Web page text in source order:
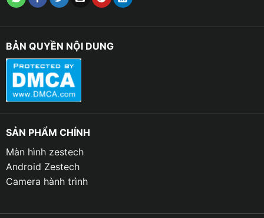
BẢN QUYỀN NỘI DUNG
SẢN PHẨM CHÍNH
Màn hình zestech
Android Zestech
Camera hành trình